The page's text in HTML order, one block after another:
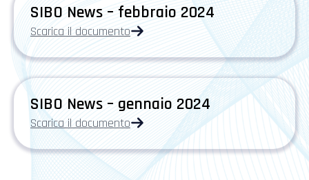
SIBO News – febbraio 2024
Scarica il documento
SIBO News – gennaio 2024
Scarica il documento